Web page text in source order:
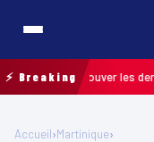
⚡ Breaking
retrouver les derniers
Accueil›Martinique›